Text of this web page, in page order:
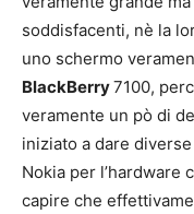
soddisfacenti, nè la
uno schermo
BlackBerry7100,
veramente un pò di
iniziato a dare
Nokia per l’hardware
capire che